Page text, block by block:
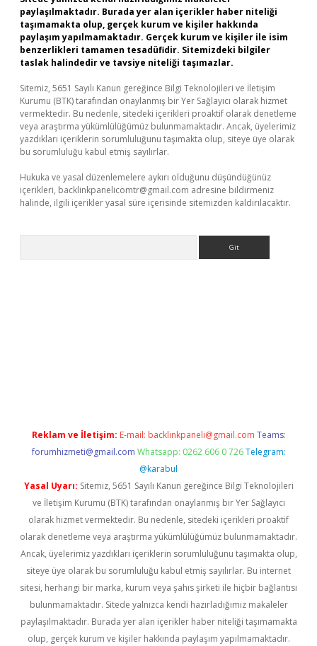
paylaşılmaktadır. Burada yer alan içerikler haber niteliği
taşımamakta olup, gerçek kurum ve kişiler hakkında
paylaşım yapılmamaktadır. Gerçek kurum ve kişiler ile isim
benzerlikleri tamamen tesadüfidir. Sitemizdeki bilgiler
taslak halindedir ve tavsiye niteliği taşımazlar.
Sitemiz, 5651 Sayılı Kanun gereğince Bilgi Teknolojileri ve İletişim
Kurumu (BTK) tarafından onaylanmış bir Yer Sağlayıcı olarak hizmet
vermektedir. Bu nedenle, sitedeki içerikleri proaktif olarak denetleme
veya araştırma yükümlülüğümüz bulunmamaktadır. Ancak, üyelerimiz
yazdıkları içeriklerin sorumluluğunu taşımakta olup, siteye üye olarak
bu sorumluluğu kabul etmiş sayılırlar.
Hukuka ve yasal düzenlemelere aykırı olduğunu düşündüğünüz
içerikleri, backlinkpanelicomtr@gmail.com adresine bildirmeniz
halinde, ilgili içerikler yasal süre içerisinde sitemizden kaldırılacaktır.
Reklam ve İletişim: E-mail: backlinkpaneli@gmail.com Teams:
forumhizmeti@gmail.com Whatsapp: 0262 606 0 726 Telegram:
@karabul
Yasal Uyarı: Sitemiz, 5651 Sayılı Kanun gereğince Bilgi Teknolojileri
ve İletişim Kurumu (BTK) tarafından onaylanmış bir Yer Sağlayıcı
olarak hizmet vermektedir. Bu nedenle, sitedeki içerikleri proaktif
olarak denetleme veya araştırma yükümlülüğümüz bulunmamaktadır.
Ancak, üyelerimiz yazdıkları içeriklerin sorumluluğunu taşımakta olup,
siteye üye olarak bu sorumluluğu kabul etmiş sayılırlar. Bu internet
sitesi, herhangi bir marka, kurum veya şahıs şirketi ile hiçbir bağlantısı
bulunmamaktadır. Sitede yalnızca kendi hazırladığımız makaleler
paylaşılmaktadır. Burada yer alan içerikler haber niteliği taşımamakta
olup, gerçek kurum ve kişiler hakkında paylaşım yapılmamaktadır.